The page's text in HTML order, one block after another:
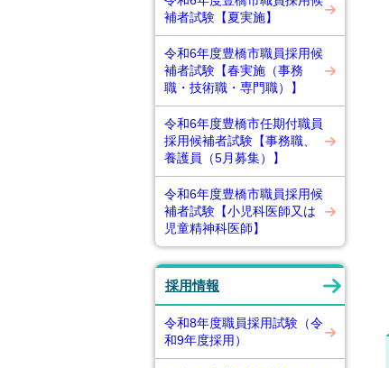
補者試験【夏実施】
令和6年度豊橋市職員採用候
補者試験【春実施（事務
職・技術職・専門職）】
令和6年度豊橋市任期付職員
採用候補者試験【事務職、
養護員（5月募集）】
令和6年度豊橋市職員採用候
補者試験【小児科医師又は
児童精神科医師】
採用情報
令和8年度職員採用試験（令
和9年度採用）